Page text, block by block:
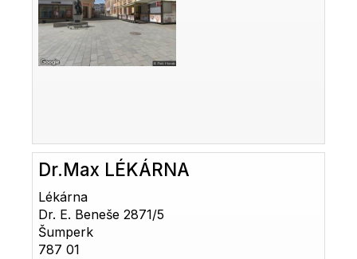
Dr.Max LÉKÁRNA
Lékárna
Dr. E. Beneše 2871/5
Šumperk
787 01